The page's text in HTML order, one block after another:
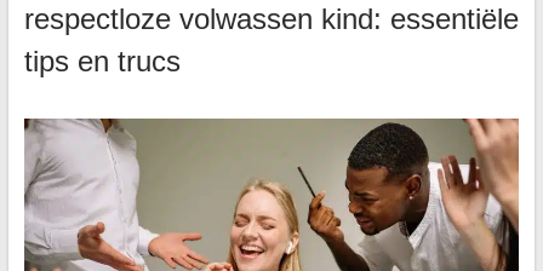
respectloze volwassen kind: essentiële
tips en trucs